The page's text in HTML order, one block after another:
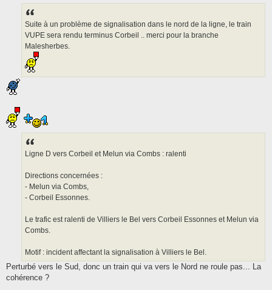
Suite à un problème de signalisation dans le nord de la ligne, le train
VUPE sera rendu terminus Corbeil .. merci pour la branche
Malesherbes.
Ligne D vers Corbeil et Melun via Combs : ralenti
Directions concernées :
- Melun via Combs,
- Corbeil Essonnes.
Le trafic est ralenti de Villiers le Bel vers Corbeil Essonnes et Melun via
Combs.
Motif : incident affectant la signalisation à Villiers le Bel.
Perturbé vers le Sud, donc un train qui va vers le Nord ne roule pas... La
cohérence ?